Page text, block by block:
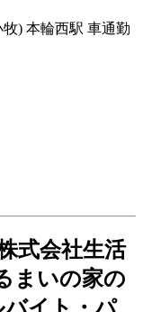
) 本輪西駅 車通勤
式会社生活
まいの家の
バイト・パ